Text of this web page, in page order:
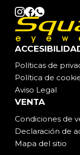
Políticas de
Política de
Aviso Legal
VENTA
Condiciones de
Declaración de
Mapa del sitio